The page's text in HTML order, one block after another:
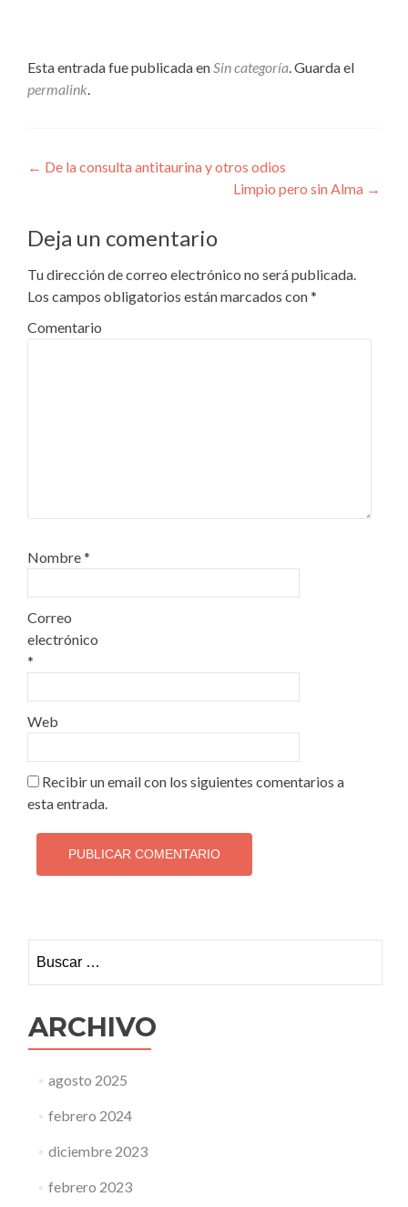
Esta entrada fue publicada enSin categoría. Guarda el
permalink.
Navegación
entradas
← De la consulta antitaurina y otros odios
Limpio pero sin Alma →
Deja un comentario
Tu dirección de correo electrónico no será publicada.
Los campos obligatorios están marcados con*
Comentario
Nombre*
Correo
electrónico
*
Web
Recibir un email con los siguientes comentarios a
esta entrada.
ARCHIVO
agosto 2025
febrero 2024
diciembre 2023
febrero 2023